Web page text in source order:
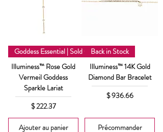
Goddess Essential | Sold Out
Illuminess™ Rose Gold
Vermeil Goddess
Sparkle Lariat
Prix
$ 222.37
Ajouter au panier
Back in Stock
Illuminess™ 14K Gold
Diamond Bar Bracelet
Prix
$ 936.66
Précommander